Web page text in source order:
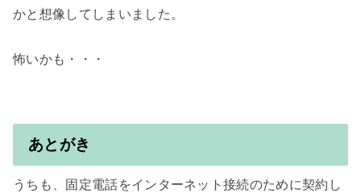
かと想像してしまいました。
怖いかも・・・
あとがき
うちも、固定電話をインターネット接続のために契約し